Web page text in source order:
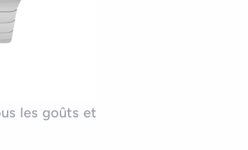
les goûts et